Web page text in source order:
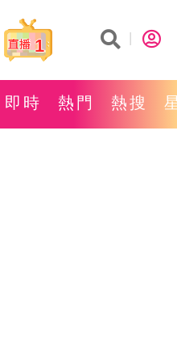
1
即時 熱門 熱搜